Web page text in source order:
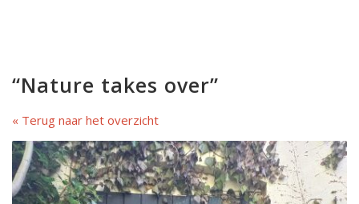
Aktueel
Contact
“Nature takes over”
Terug naar het overzicht